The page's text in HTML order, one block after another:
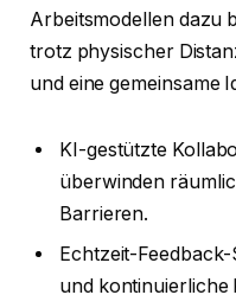
Arbeitsmodellen dazu
trotz physischer
und eine gemeinsame
KI-gestützte
überwinden
Barrieren.
Echtzeit-
und kontinuierliche